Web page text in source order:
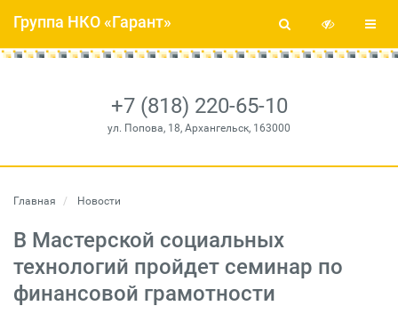
+7 (818) 220-65-10
ул. Попова, 18, Архангельск, 163000
Группа НКО «Гарант»
Главная Новости
В Мастерской социальных
технологий пройдет семинар по
финансовой грамотности